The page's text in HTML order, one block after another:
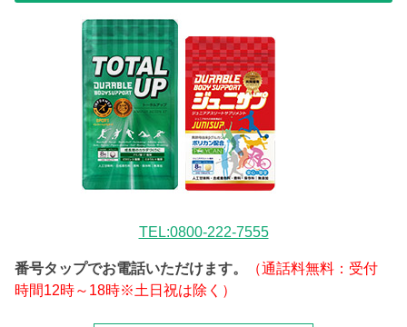
TEL:0800-222-7555
番号タップでお電話いただけます。
（通話料無料：受付
時間12時～18時※土日祝は除く）